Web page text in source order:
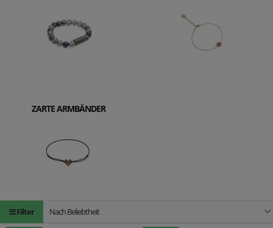
ZARTE ARMBÄNDER
Filter Nach Beliebtheit